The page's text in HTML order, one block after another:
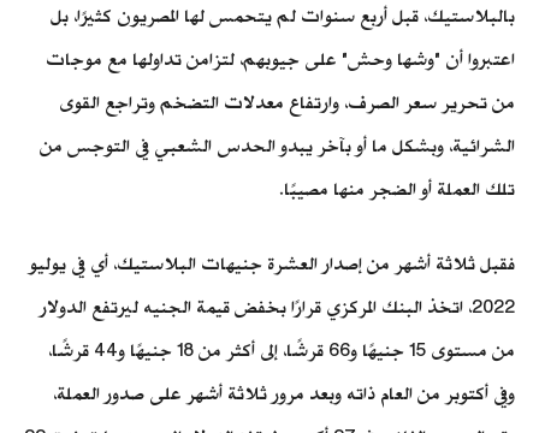
بالبلاستيك، قبل أربع سنوات لم يتحمس لها المصريون كثيرًا، بل
اعتبروا أن "وشها وحش" على جيوبهم، لتزامن تداولها مع موجات
من تحرير سعر الصرف، وارتفاع معدلات التضخم وتراجع القوى
الشرائية، وبشكل ما أو بآخر يبدو الحدس الشعبي في التوجس من
تلك العملة أو الضجر منها مصيبًا.
فقبل ثلاثة أشهر من إصدار العشرة جنيهات البلاستيك، أي في يوليو
2022، اتخذ البنك المركزي قرارًا بخفض قيمة الجنيه ليرتفع الدولار
من مستوى 15 جنيهًا و66 قرشًا، إلى أكثر من 18 جنيهًا و44 قرشًا،
وفي أكتوبر من العام ذاته وبعد مرور ثلاثة أشهر على صدور العملة،